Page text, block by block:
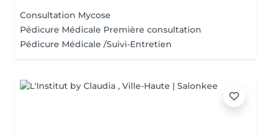
Consultation Mycose
Pédicure Médicale Première consultation
Pédicure Médicale /Suivi-Entretien